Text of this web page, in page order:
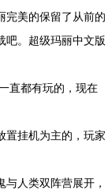
美的保留了从前的
吧。超级玛丽中文版
直都有玩的，现在
挂机为主的，玩家
人类双阵营展开，